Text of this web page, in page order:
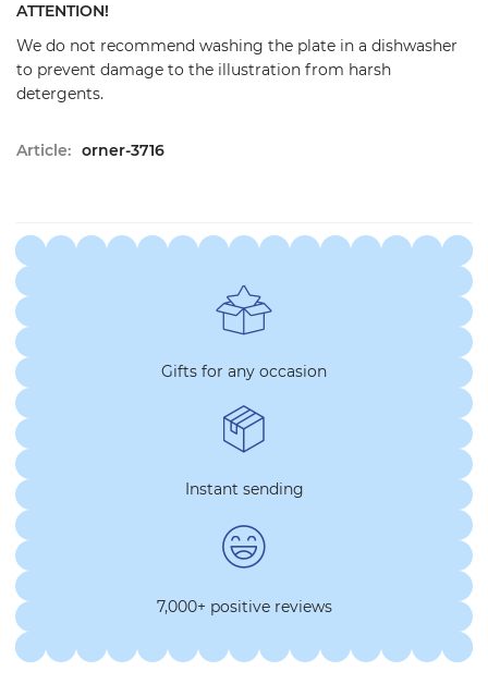
ATTENTION!
We do not recommend washing the plate in a dishwasher
to prevent damage to the illustration from harsh
detergents.
Article: orner-3716
Gifts for any occasion
Instant sending
7,000+ positive reviews